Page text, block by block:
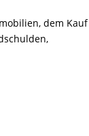
dem Kauf